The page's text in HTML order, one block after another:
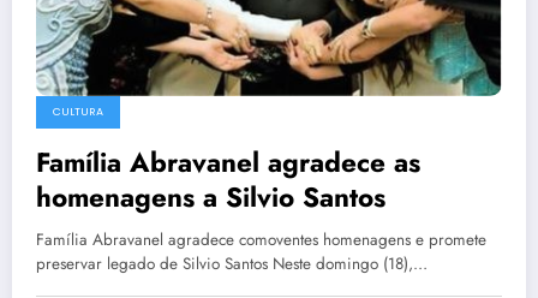
CULTURA
Família Abravanel agradece as
homenagens a Silvio Santos
Família Abravanel agradece comoventes homenagens e promete
preservar legado de Silvio Santos Neste domingo (18),…